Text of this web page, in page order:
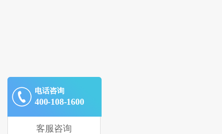
电话咨询
400-108-1600
客服咨询